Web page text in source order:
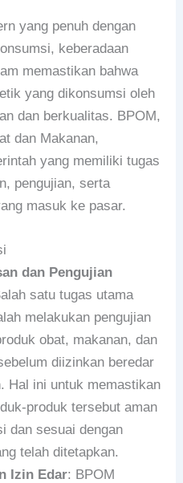
yang penuh dengan
keberadaan
memastikan bahwa
yang dikonsumsi oleh
dan berkualitas. BPOM,
dan Makanan,
yang memiliki tugas
pengujian, serta
masuk ke pasar.
dan Pengujian
satu tugas utama
melakukan pengujian
obat, makanan, dan
diizinkan beredar
Hal ini untuk memastikan
produk tersebut aman
dan sesuai dengan
telah ditetapkan.
Izin Edar: BPOM